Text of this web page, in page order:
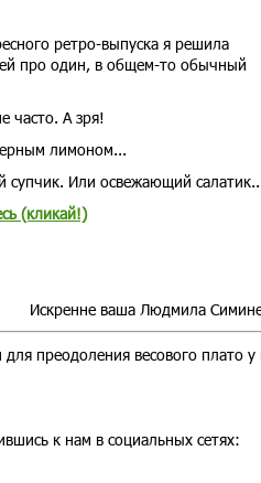
ретро-выпуска я решила
про один, в общем-то обычный
часто. А зря!
лимоном...
супчик. Или освежающий
(кликай!)
Искренне ваша Людмила
преодоления весового плато у
к нам в социальных сетях: